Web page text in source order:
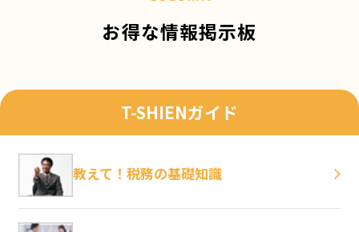
お得な情報掲示板
T-SHIENガイド
教えて！税務の基礎知識